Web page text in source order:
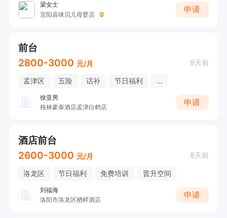
梁女士
宜阳县咪贝儿母婴店
申请
前台
2800-3000 元/月 9天前
孟津区 五险 话补 节日福利 ...
徐亚男
格林豪泰酒店孟津白鹤店
申请
酒店前台
2600-3000 元/月 8天前
洛龙区 节日福利 免费培训 晋升空间
刘福海
洛阳市洛龙区栖畔酒店
申请